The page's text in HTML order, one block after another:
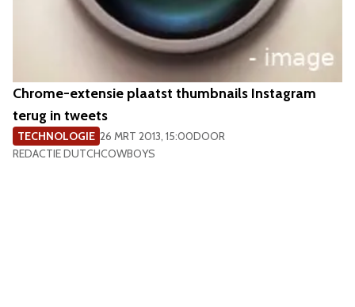
Chrome-extensie plaatst thumbnails Instagram
terug in tweets
TECHNOLOGIE 26 MRT 2013, 15:00DOOR
REDACTIE DUTCHCOWBOYS